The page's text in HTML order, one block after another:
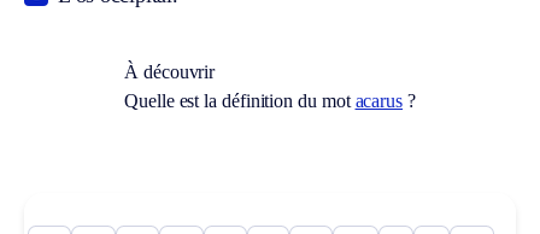
À découvrir
Quelle est la définition du mot acarus ?